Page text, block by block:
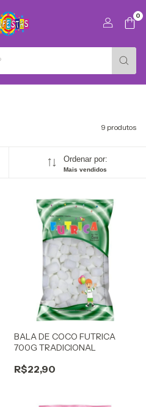
0
9 produtos
Ordenar por:
Mais vendidos
BALA DE COCO FUTRICA
700G TRADICIONAL
R$22,90